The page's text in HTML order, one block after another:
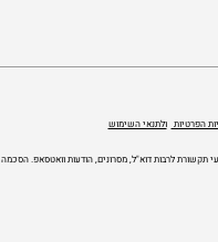
הפרטיות ולתנאי השימוש
תקשורת לרבות דוא"ל, מסרונים, הודעות וואטסאפ.